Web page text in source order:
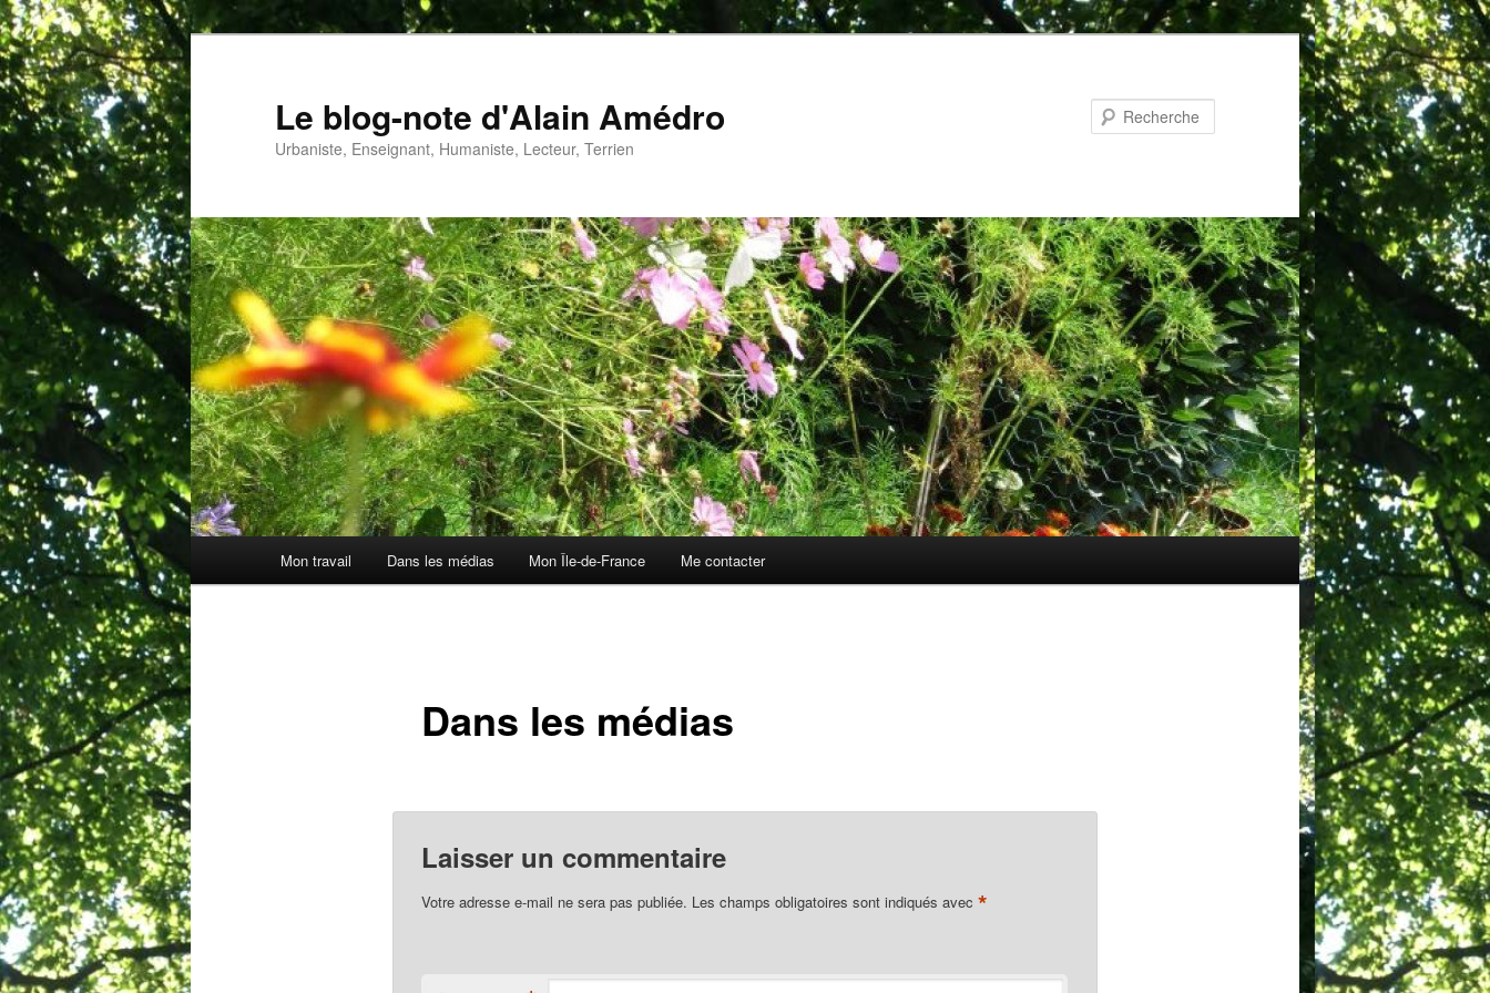
Aller
au
contenu
principal
Le blog-note d'Alain Amédro
Urbaniste, Enseignant, Humaniste, Lecteur, Terrien
Mon travail Dans les médias Mon Île-de-France Me contacter
Dans les médias
Laisser un commentaire
Votre adresse e-mail ne sera pas publiée. Les champs obligatoires sont indiqués avec *